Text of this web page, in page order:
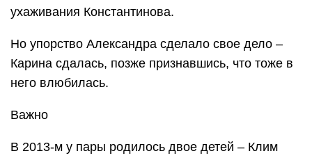
ухаживания Константинова.
Но упорство Александра сделало свое дело –
Карина сдалась, позже признавшись, что тоже в
него влюбилась.
Важно
В 2013-м у пары родилось двое детей – Клим